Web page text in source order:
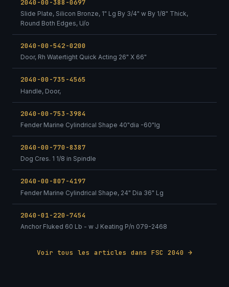
2040-00-388-0697
Slide Plate, Silicon Bronze, 1" Lg By 3/4" w By 1/8" Thick,
Round Both Edges, U/o
2040-00-542-0200
Door, Rh Watertight Quick Acting 26" X 66"
2040-00-735-4565
Handle, Door,
2040-00-753-3984
Fender Marine Cylindrical Shape 40"dia -60"lg
2040-00-770-8387
Dog Cres. 1 1/8 in Spindle
2040-00-807-4197
Fender Marine Cylindrical Shape, 24" Dia 36" Lg
2040-01-220-7454
Anchor Fluked 60 Lb - w J Keating P/n 079-2468
Voir tous les articles dans FSC 2040 →